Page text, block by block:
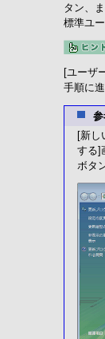
タン、
標準ユ
[ユーザ
手順に
[新し
する]
ボタ